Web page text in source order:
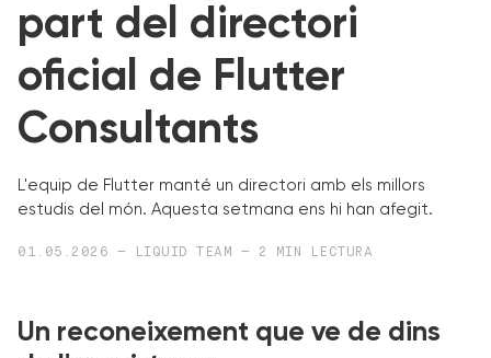
part del directori
oficial de Flutter
Consultants
L'equip de Flutter manté un directori amb els millors
estudis del món. Aquesta setmana ens hi han afegit.
01.05.2026 — LIQUID TEAM — 2 MIN LECTURA
Un reconeixement que ve de dins